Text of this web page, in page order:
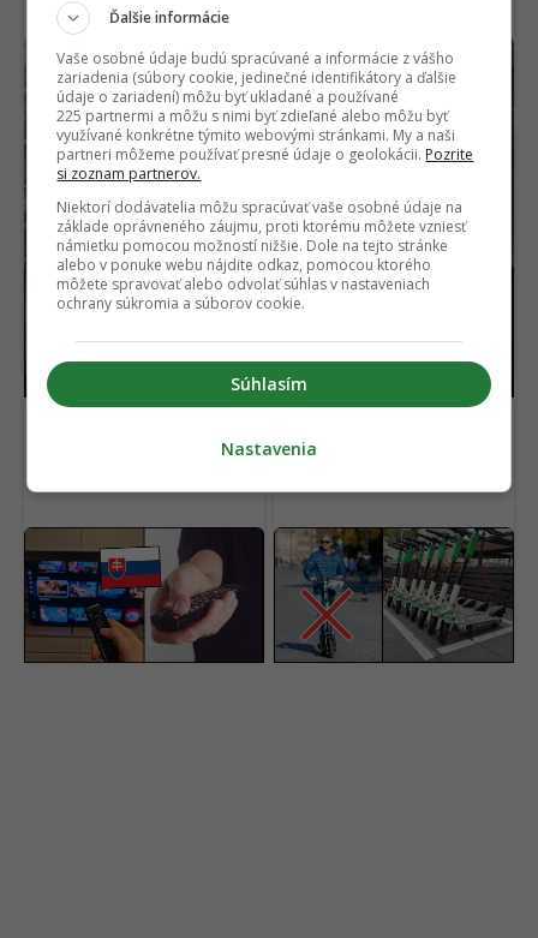
Stačilo mu len 6 dní. Nový Spider-Man trhá
rekordy, v ceste mu stojí už len jeden film
Vyzerá ako dron, funguje
ako riadená strela. Bývalí
Poistka ťa môže
zruinovať. Tieto hybridy
Posledná šanca ušetriť.
Veľká streamovacia
služba na Slovensku sa
od zajtra mení a zdražuje
Pritvrdili proti
elektrokolobežkárom.
Helma nestačí, jazdci
musia po novom nosiť aj
toto
Ďalšie informácie
Vaše osobné údaje budú spracúvané a informácie z vášho
zariadenia (súbory cookie, jedinečné identifikátory a ďalšie
údaje o zariadení) môžu byť ukladané a používané
225 partnermi a môžu s nimi byť zdieľané alebo môžu byť
využívané konkrétne týmito webovými stránkami. My a naši
partneri môžeme používať presné údaje o geolokácii. Pozrite
si zoznam partnerov.
Niektorí dodávatelia môžu spracúvať vaše osobné údaje na
základe oprávneného záujmu, proti ktorému môžete vzniesť
námietku pomocou možností nižšie. Dole na tejto stránke
alebo v ponuke webu nájdite odkaz, pomocou ktorého
môžete spravovať alebo odvolať súhlas v nastaveniach
ochrany súkromia a súborov cookie.
Súhlasím
Nastavenia